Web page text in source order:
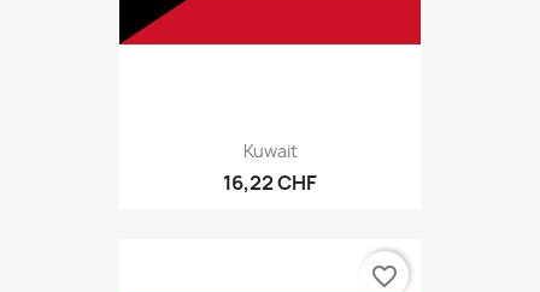
Kuwait
16,22 CHF
favorite_border